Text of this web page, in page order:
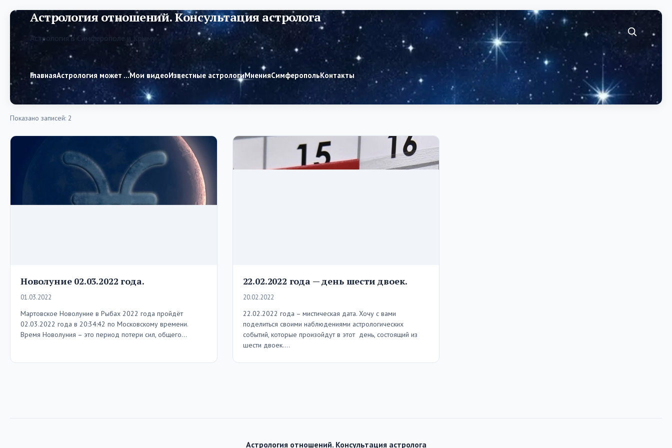
Астрология отношений. Консультация астролога
Астрология в Симферополе и Крыму
ГлавнаяАстрология может …Мои видеоИзвестные астрологиМненияСимферопольКонтакты
Показано записей: 2
Новолуние 02.03.2022 года.
01.03.2022
Мартовское Новолуние в Рыбах 2022 года пройдёт
02.03.2022 года в 20:34:42 по Московскому времени.
Время Новолуния – это период потери сил, общего…
22.02.2022 года — день шести двоек.
20.02.2022
22.02.2022 года – мистическая дата. Хочу с вами
поделиться своими наблюдениями астрологических
событий, которые произойдут в этот день, состоящий из
шести двоек.…
Астрология отношений. Консультация астролога